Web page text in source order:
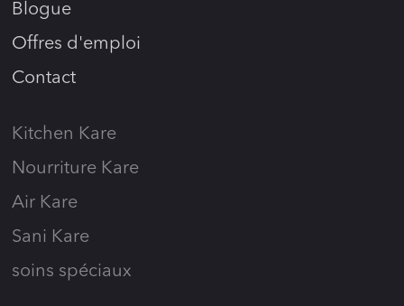
Blogue
Offres d'emploi
Contact
Kitchen Kare
Nourriture Kare
Air Kare
Sani Kare
soins spéciaux